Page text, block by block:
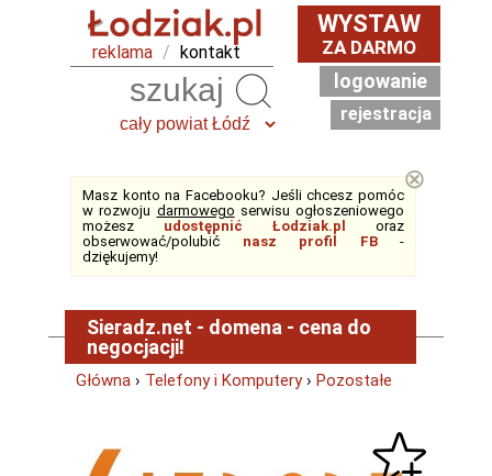
reklama / kontakt
WYSTAW
ZA DARMO
logowanie
rejestracja
Masz konto na Facebooku? Jeśli chcesz pomóc
w rozwoju darmowego serwisu ogłoszeniowego
możesz udostępnić Łodziak.pl
oraz
obserwować/polubić nasz profil FB-
dziękujemy!
⊗
Sieradz.net - domena - cena do
negocjacji!
Główna › Telefony i Komputery› Pozostałe